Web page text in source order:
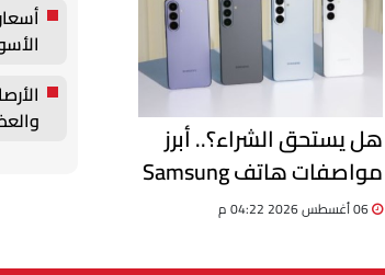
هل يستحق الشراء؟.. أبرز
مواصفات هاتف Samsung
Galaxy F70 Pro الجديد
06 أغسطس 2026 04:22 م